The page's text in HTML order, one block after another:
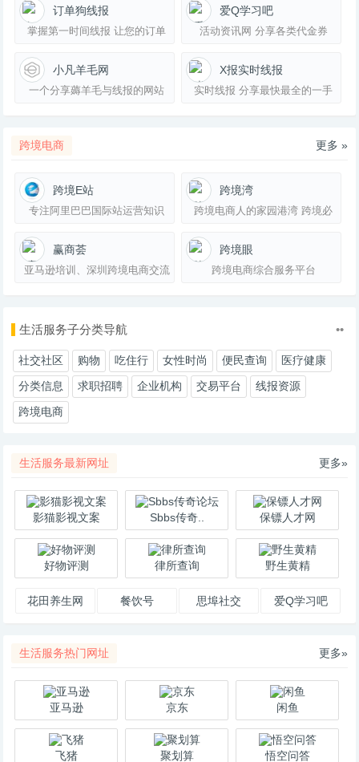
订单狗线报
掌握第一时间线报 让您的订单
爱Q学习吧
活动资讯网 分享各类代金券
小凡羊毛网
一个分享薅羊毛与线报的网站
X报实时线报
实时线报 分享最快最全的一手
跨境电商 更多 »
跨境E站
专注阿里巴巴国际站运营知识
建站
跨境湾
跨境电商人的家园港湾 跨境必
赢商荟
亚马逊培训、深圳跨境电商交流
跨境眼
跨境电商综合服务平台
生活服务子分类导航 ••
社交社区 购物 吃住行 女性时尚 便民查询
医疗健康
分类信息
求职招聘 企业机构 交易平台
线报资源
跨境电商
生活服务最新网址 更多»
影猫影视文案 Sbbs传奇.. 保镖人才网
好物评测 律所查询 野生黄精
花田养生网 餐饮号 思埠社交 爱Q学习吧
生活服务热门网址 更多»
亚马逊 京东 闲鱼
飞猪 聚划算 悟空问答